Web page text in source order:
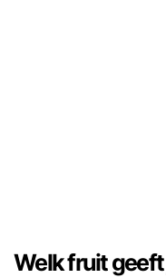
Welk fruit